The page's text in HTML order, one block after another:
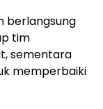
berlangsung
tim
sementara
memperbaiki